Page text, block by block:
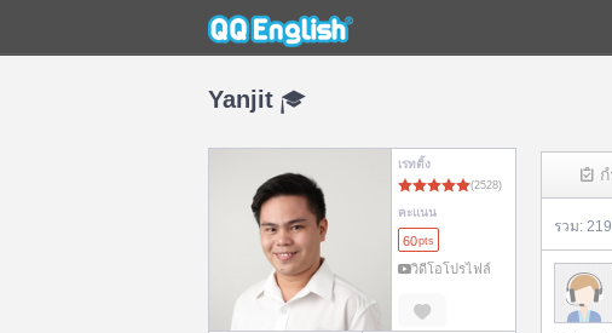
Yanjit
เรทติ้ง
คะแนน
60pts
วิดีโอโปรไฟล์
รวม: 219